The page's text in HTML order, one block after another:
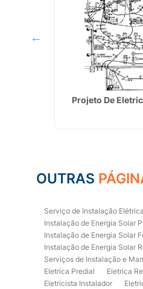
Projeto De
OUTRAS
Serviço de Instalação Elétrica
Instalação de Energia Solar
Instalação de Energia Solar
Instalação de Energia Solar
Serviços de Instalação e
Eletrica Predial
Eletrica
Eletricista Instalador